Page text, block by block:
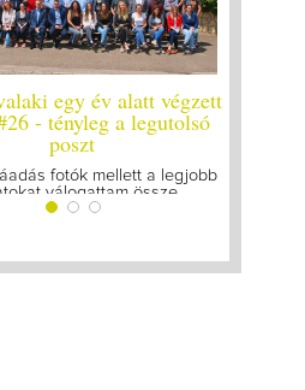
egy év alatt végzett
borász #25
a modulzáró vizsgákat, már
készülünk az utolsó...